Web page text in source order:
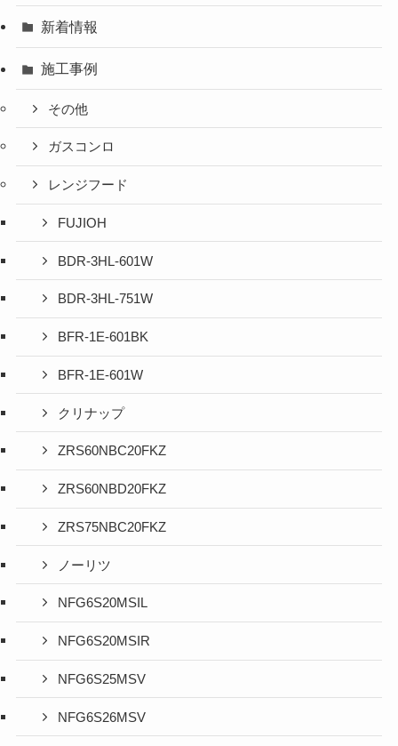
新着情報
施工事例
その他
ガスコンロ
レンジフード
FUJIOH
BDR-3HL-601W
BDR-3HL-751W
BFR-1E-601BK
BFR-1E-601W
クリナップ
ZRS60NBC20FKZ
ZRS60NBD20FKZ
ZRS75NBC20FKZ
ノーリツ
NFG6S20MSIL
NFG6S20MSIR
NFG6S25MSV
NFG6S26MSV